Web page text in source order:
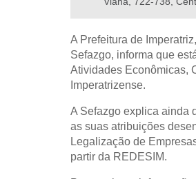
A Prefeitura de
Sefazgo, informa que
Atividades Econômicas,
Imperatrizense.
A Sefazgo explica ainda
as suas atribuições
Legalização de
partir da REDESIM.